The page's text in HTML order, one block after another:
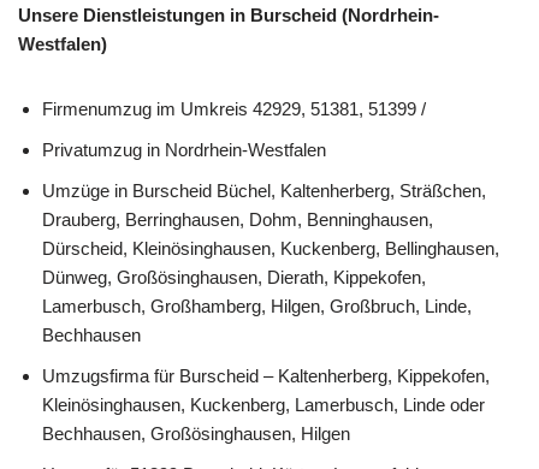
Unsere Dienstleistungen in Burscheid (Nordrhein-
Westfalen)
Firmenumzug im Umkreis 42929, 51381, 51399 /
Privatumzug in Nordrhein-Westfalen
Umzüge in Burscheid Büchel, Kaltenherberg, Sträßchen,
Drauberg, Berringhausen, Dohm, Benninghausen,
Dürscheid, Kleinösinghausen, Kuckenberg, Bellinghausen,
Dünweg, Großösinghausen, Dierath, Kippekofen,
Lamerbusch, Großhamberg, Hilgen, Großbruch, Linde,
Bechhausen
Umzugsfirma für Burscheid – Kaltenherberg, Kippekofen,
Kleinösinghausen, Kuckenberg, Lamerbusch, Linde oder
Bechhausen, Großösinghausen, Hilgen